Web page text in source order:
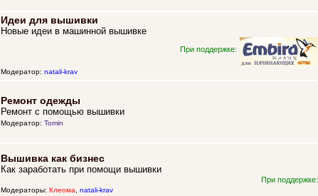
Идеи для вышивки
Новые идеи в машинной вышивке
При поддержке:
Модератор: natali-krav
Ремонт одежды
Ремонт с помощью вышивки
Модератор: Tomin
Вышивка как бизнес
Как заработать при помощи вышивки
При поддержке:
Модераторы: Клеома, natali-krav